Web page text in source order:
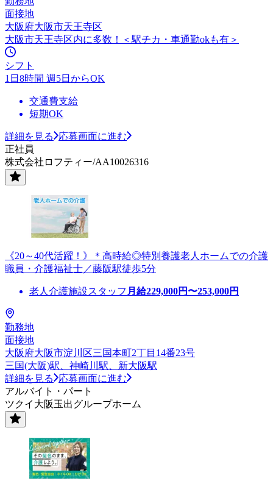
面接地
大阪府大阪市天王寺区
大阪市天王寺区内に多数！＜駅チカ・車通勤okも有＞
シフト
1日8時間 週5日からOK
交通費支給
短期OK
詳細を見る
応募画面に進む
正社員
株式会社ロフティー/AA10026316
《20～40代活躍！》＊高時給◎特別養護老人ホームでの介護
職員・介護福祉士／藤阪駅徒歩5分
老人介護施設スタッフ 月給229,000円〜253,000円
勤務地
面接地
大阪府大阪市淀川区三国本町2丁目14番23号
三国(大阪)駅、神崎川駅、新大阪駅
詳細を見る
応募画面に進む
アルバイト・パート
ツクイ大阪玉出グループホーム